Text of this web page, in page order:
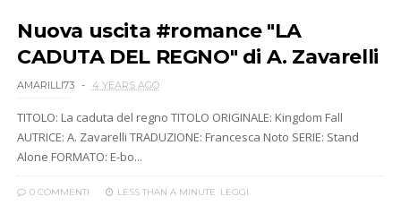
Nuova uscita #romance "LA
CADUTA DEL REGNO" di A. Zavarelli
AMARILLI73 4 YEARS AGO
TITOLO: La caduta del regno TITOLO ORIGINALE: Kingdom Fall
AUTRICE: A. Zavarelli TRADUZIONE: Francesca Noto SERIE: Stand
Alone FORMATO: E-bo...
0 COMMENTI LESS THAN A MINUTE LEGGI